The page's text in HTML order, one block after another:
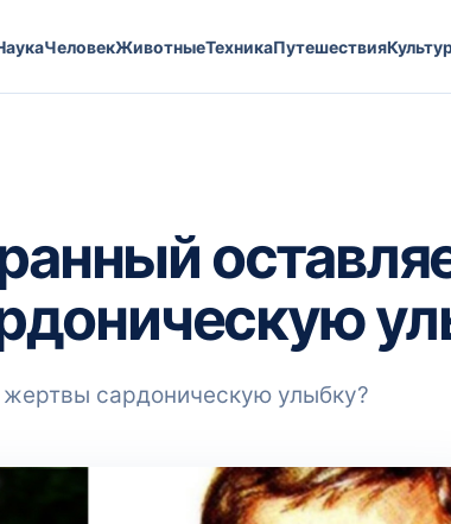
ЧеловекЖивотныеТехникаПутешествия
сардоническую улыбку?